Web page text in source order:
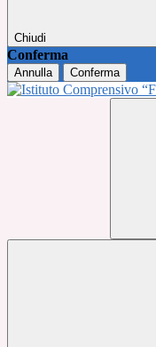
Chiudi
Conferma
Annulla Conferma